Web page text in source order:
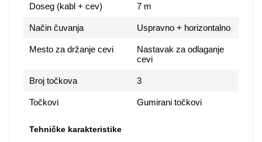
Doseg (kabl + cev) 7 m
Način čuvanja Uspravno + horizontalno
Mesto za držanje cevi
Nastavak za odlaganje
cevi
Broj točkova 3
Točkovi Gumirani točkovi
Tehničke karakteristike